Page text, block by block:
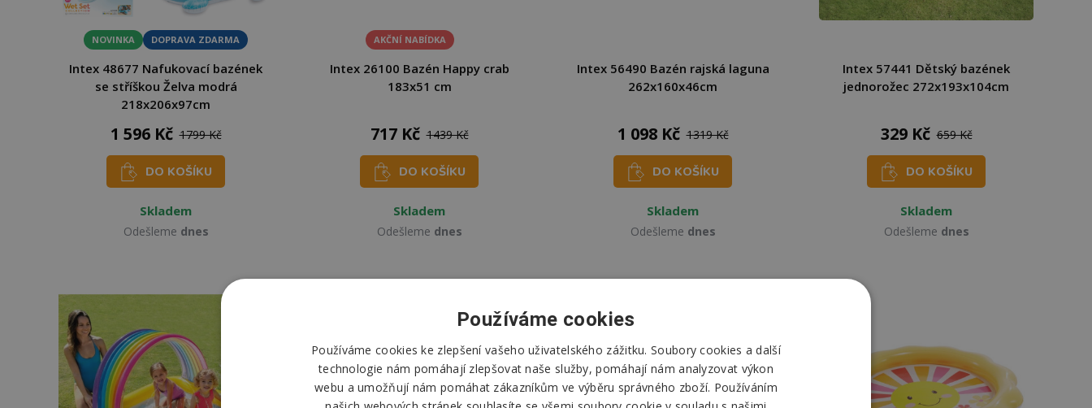
NOVINKA DOPRAVA ZDARMA
Intex 48677 Nafukovací bazének
se stříškou Želva modrá
218x206x97cm
1 596 Kč 1799 Kč
DO KOŠÍKU
Skladem
Odešleme dnes
AKČNÍ NABÍDKA
Intex 26100 Bazén Happy crab
183x51 cm
717 Kč 1439 Kč
DO KOŠÍKU
Skladem
Odešleme dnes
Intex 56490 Bazén rajská laguna
262x160x46cm
1 098 Kč 1319 Kč
DO KOŠÍKU
Skladem
Odešleme dnes
Intex 57441 Dětský bazének
jednorožec 272x193x104cm
329 Kč 659 Kč
DO KOŠÍKU
Skladem
Odešleme dnes
Používáme cookies
Používáme cookies ke zlepšení vašeho uživatelského zážitku. Soubory cookies a další
technologie nám pomáhají zlepšovat naše služby, pomáhají nám analyzovat výkon
webu a umožňují nám pomáhat zákazníkům ve výběru správného zboží. Používáním